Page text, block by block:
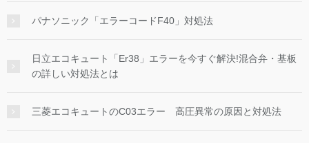
パナソニック「エラーコードF40」対処法
日立エコキュート「Er38」エラーを今すぐ解決!混合弁・基板
の詳しい対処法とは
三菱エコキュートのC03エラー 高圧異常の原因と対処法